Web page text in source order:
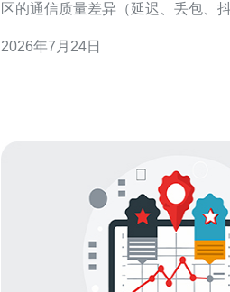
区的通信质量差异（延迟、丢包、
工具在多时段多网络做测量 → 汇总
2026年7月24日